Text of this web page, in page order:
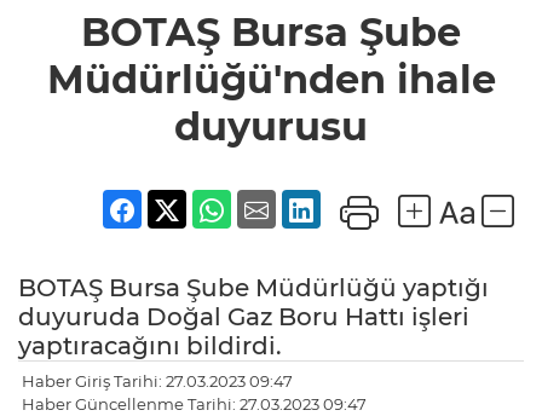
ihale duyurusu
BOTAŞ Bursa Şube
Müdürlüğü'nden ihale
duyurusu
BOTAŞ Bursa Şube Müdürlüğü yaptığı
duyuruda Doğal Gaz Boru Hattı işleri
yaptıracağını bildirdi.
Haber Giriş Tarihi: 27.03.2023 09:47
Haber Güncellenme Tarihi: 27.03.2023 09:47